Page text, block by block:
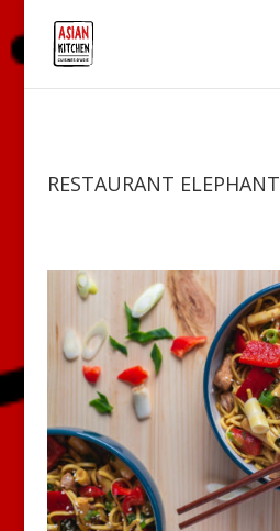
RESTAURANT ELEPHANT